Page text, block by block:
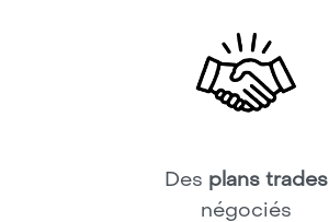
Des plans trades
négociés